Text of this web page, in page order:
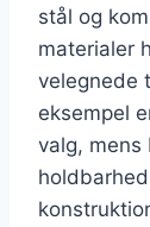
stål og
materialer
velegnede
eksempel
valg, mens